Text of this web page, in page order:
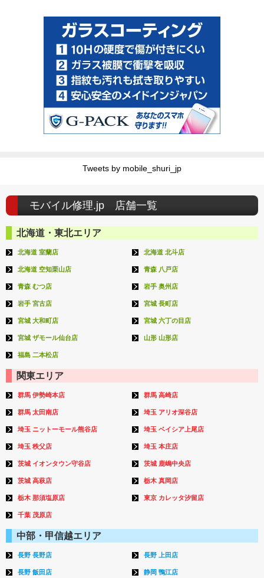
Tweets by mobile_shuri_jp
モバイル修理.jp 店舗一覧
北海道・東北エリア
北海道 室蘭店 北海道 北斗店
北海道 空知栗山店 青森 八戸店
青森 むつ店 岩手 奥州店
岩手 宮古店 宮城 長町店
宮城 大和町店 宮城 六丁の目店
宮城 ザモール仙台店 山形 山形店
福島 二本松店
関東エリア
群馬 伊勢崎本店 群馬 高崎店
群馬 太田南店 埼玉 アリオ深谷店
埼玉 ニットーモール熊谷店 埼玉 ベイシア上尾店
埼玉 秩父店 埼玉 本庄店
茨城 イオンタウン守谷店 茨城 鹿嶋中央店
茨城 高萩店 栃木 真岡店
栃木 那須塩原店 東京 カレッタ汐留店
千葉 茂原店
中部・甲信越エリア
長野 長野店 長野 上田店
長野 飯田店 静岡 鴨江店